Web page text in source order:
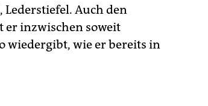
Auch den
er inzwischen soweit
wiedergibt, wie er bereits in